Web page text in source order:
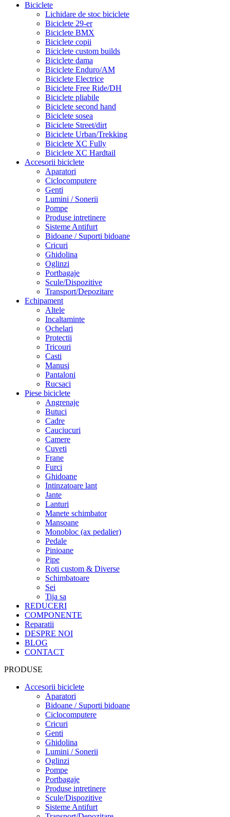
Biciclete
Lichidare de stoc biciclete
Biciclete 29-er
Biciclete BMX
Biciclete copii
Biciclete custom builds
Biciclete dama
Biciclete Enduro/AM
Biciclete Electrice
Biciclete Free Ride/DH
Biciclete pliabile
Biciclete second hand
Biciclete sosea
Biciclete Street/dirt
Biciclete Urban/Trekking
Biciclete XC Fully
Biciclete XC Hardtail
Accesorii biciclete
Aparatori
Ciclocomputere
Genti
Lumini / Sonerii
Pompe
Produse intretinere
Sisteme Antifurt
Bidoane / Suporti bidoane
Cricuri
Ghidolina
Oglinzi
Portbagaje
Scule/Dispozitive
Transport/Depozitare
Echipament
Altele
Incaltaminte
Ochelari
Protectii
Tricouri
Casti
Manusi
Pantaloni
Rucsaci
Piese biciclete
Angrenaje
Butuci
Cadre
Cauciucuri
Camere
Cuveti
Frane
Furci
Ghidoane
Intinzatoare lant
Jante
Lanturi
Manete schimbator
Mansoane
Monobloc (ax pedalier)
Pedale
Pinioane
Pipe
Roti custom & Diverse
Schimbatoare
Sei
Tija sa
REDUCERI
COMPONENTE
Reparatii
DESPRE NOI
BLOG
CONTACT
PRODUSE
Accesorii biciclete
Aparatori
Bidoane / Suporti bidoane
Ciclocomputere
Cricuri
Genti
Ghidolina
Lumini / Sonerii
Oglinzi
Pompe
Portbagaje
Produse intretinere
Scule/Dispozitive
Sisteme Antifurt